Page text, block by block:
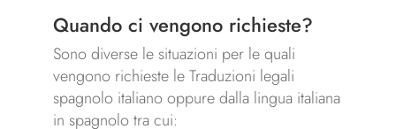
Quando ci vengono richieste?
Sono diverse le situazioni per le quali
vengono richieste le Traduzioni legali
spagnolo italiano oppure dalla lingua italiana
in spagnolo tra cui: